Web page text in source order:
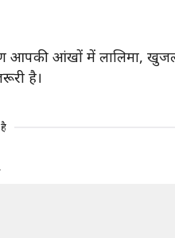
आपकी आंखों में लालिमा,
है।